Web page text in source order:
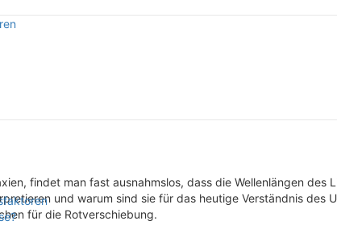
findet man fast ausnahmslos, dass die Wellenlängen des
und warum sind sie für das heutige Verständnis des
für die Rotverschiebung.